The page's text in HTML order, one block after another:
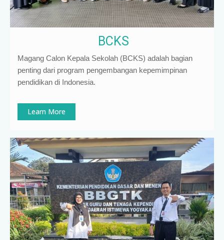
BCKS
Magang Calon Kepala Sekolah (BCKS) adalah bagian
penting dari program pengembangan kepemimpinan
pendidikan di Indonesia.
Learn More